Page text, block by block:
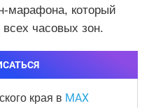
марафона, который
часовых зон.
края в MAX